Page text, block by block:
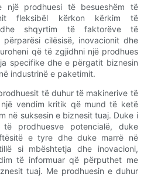
një prodhuesi të besueshëm të
fleksibël kërkon kërkim të
dhe shqyrtim të faktorëve të
cilësisë, inovacionit dhe
që të zgjidhni një prodhues
specifike dhe e përgatit biznesin
industrinë e paketimit.
të duhur të makinerive të
vendim kritik që mund të ketë
në suksesin e biznesit tuaj. Duke i
prodhuesve potencialë, duke
e tyre dhe duke marrë në
si mbështetja dhe inovacioni,
të informuar që përputhet me
tuaj. Me prodhuesin e duhur